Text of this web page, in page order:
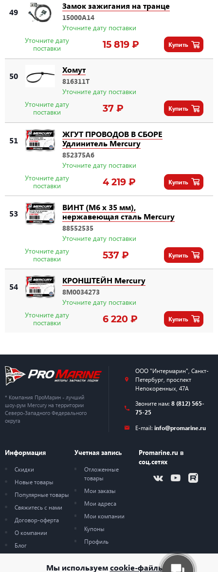
49
Замок зажигания на транце
15000A14
Уточните дату поставки
Уточните дату
поставки
15 819 ₽ Купить
50
Хомут
816311T
Уточните дату поставки
Уточните дату
поставки
37 ₽ Купить
51
ЖГУТ ПРОВОДОВ В СБОРЕ
Удлинитель Mercury
852375A6
Уточните дату поставки
Уточните дату
поставки
4 219 ₽ Купить
53
ВИНТ (M6 x 35 мм),
нержавеющая сталь Mercury
88552535
Уточните дату поставки
Уточните дату
поставки
537 ₽ Купить
54
КРОНШТЕЙН Mercury
8M0034273
Уточните дату поставки
Уточните дату
поставки
6 220 ₽ Купить
Мы используемcookie-файлы
* Компания ПроМарин - лучший
шоу-рум Mercury на территории
Северо-Западного Федерального
округа
ООО "Интермарин" Санкт-
Петербург, проспект
Непокоренных, 47А
Звоните нам: 8 (812) 565-
75-25
E-mail: info@promarine.ru
Информация
Скидки
Новые товары
Популярные товары
Свяжитесь с нами
Договор-оферта
О компании
Блог
Учетная запись
Отложенные
товары
Мои заказы
Мои адреса
Мои компании
Купоны
Профиль
Promarine.ru в
соц.сетях